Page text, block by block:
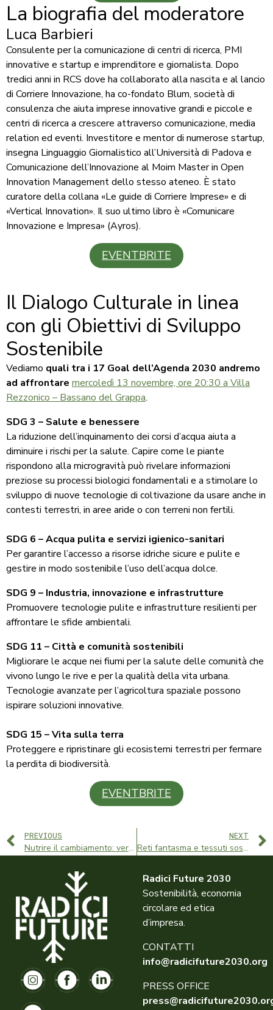
La biografia del moderatore
Luca Barbieri
Consulente per la comunicazione di centri di ricerca, PMI
innovative e startup e imprenditore e giornalista. Dopo
tredici anni in RCS dove ha collaborato alla nascita e al lancio
di Corriere Innovazione, ha co-fondato Blum, società di
consulenza che aiuta imprese innovative grandi e piccole e
centri di ricerca a crescere attraverso comunicazione, media
relation ed eventi. Investitore e mentor di numerose startup,
insegna Linguaggio Giornalistico all’Università di Padova e
Comunicazione dell’Innovazione al Moim Master in Open
Innovation Management dello stesso ateneo. È stato
curatore della collana «Le guide di Corriere Imprese» e di
«Vertical Innovation». Il suo ultimo libro è «Comunicare
Innovazione e Impresa» (Ayros).
EVENTBRITE
Il Dialogo Culturale in linea
con gli Obiettivi di Sviluppo
Sostenibile
Vediamo quali tra i 17 Goal dell’Agenda 2030 andremo
ad affrontare mercoledì 13 novembre, ore 20:30 a Villa
Rezzonico – Bassano del Grappa.
SDG 3 – Salute e benessere
La riduzione dell’inquinamento dei corsi d’acqua aiuta a
diminuire i rischi per la salute. Capire come le piante
rispondono alla microgravità può rivelare informazioni
preziose su processi biologici fondamentali e a stimolare lo
sviluppo di nuove tecnologie di coltivazione da usare anche in
contesti terrestri, in aree aride o con terreni non fertili.
SDG 6 – Acqua pulita e servizi igienico-sanitari
Per garantire l’accesso a risorse idriche sicure e pulite e
gestire in modo sostenibile l’uso dell’acqua dolce.
SDG 9 – Industria, innovazione e infrastrutture
Promuovere tecnologie pulite e infrastrutture resilienti per
affrontare le sfide ambientali.
SDG 11 – Città e comunità sostenibili
Migliorare le acque nei fiumi per la salute delle comunità che
vivono lungo le rive e per la qualità della vita urbana.
Tecnologie avanzate per l’agricoltura spaziale possono
ispirare soluzioni innovative.
SDG 15 – Vita sulla terra
Proteggere e ripristinare gli ecosistemi terrestri per fermare
la perdita di biodiversità.
EVENTBRITE
PREVIOUS
Nutrire il cambiamento: verso un sistema alimentare ed energetico sostenibile
NEXT
Reti fantasma e tessuti sostenibili: storie di sostenibilità
Radici Future 2030
Sostenibilità, economia
circolare ed etica
d’impresa.
CONTATTI
info@radicifuture2030.org
PRESS OFFICE